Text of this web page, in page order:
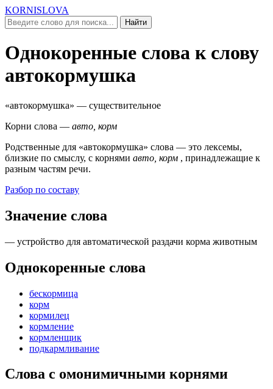
KORNISLOVA
Найти
Однокоренные слова к слову
автокормушка
«автокормушка» — существительное
Корни слова — авто, корм
Родственные для «автокормушка» слова — это лексемы,
близкие по смыслу, c корнями авто, корм , принадлежащие к
разным частям речи.
Разбор по составу
Значение слова
— устройство для автоматической раздачи корма животным
Однокоренные слова
бескормица
корм
кормилец
кормление
кормленщик
подкармливание
Слова с омонимичными корнями